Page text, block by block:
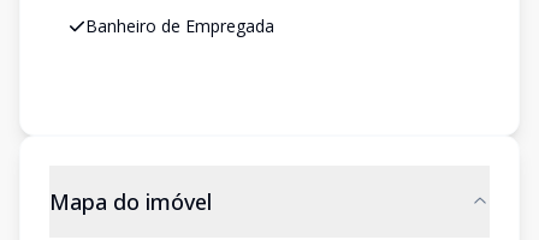
Banheiro de Empregada
Mapa do imóvel